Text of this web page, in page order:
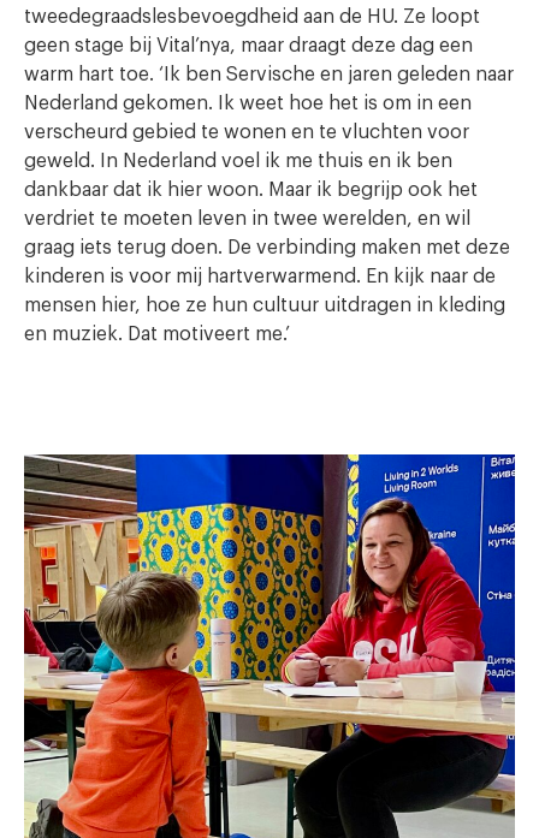
tweedegraadslesbevoegdheid aan de HU. Ze loopt
geen stage bij Vital’nya, maar draagt deze dag een
warm hart toe. ‘Ik ben Servische en jaren geleden naar
Nederland gekomen. Ik weet hoe het is om in een
verscheurd gebied te wonen en te vluchten voor
geweld. In Nederland voel ik me thuis en ik ben
dankbaar dat ik hier woon. Maar ik begrijp ook het
verdriet te moeten leven in twee werelden, en wil
graag iets terug doen. De verbinding maken met deze
kinderen is voor mij hartverwarmend. En kijk naar de
mensen hier, hoe ze hun cultuur uitdragen in kleding
en muziek. Dat motiveert me.’